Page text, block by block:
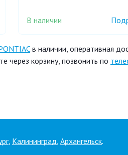
В наличии
в наличии, оперативная
через корзину, позвонить по
, Калининград, Архангельск.